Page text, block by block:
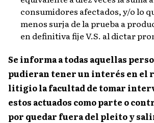
consumidores afectados, y/o lo
menos surja de la prueba a
en definitiva fije V.S. al dictar
Se informa a todas aquellas
pudieran tener un interés en el
litigio la facultad de tomar
estos actuados como parte o
por quedar fuera del pleito y